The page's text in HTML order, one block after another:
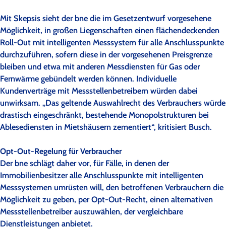
Mit Skepsis sieht der bne die im Gesetzentwurf vorgesehene
Möglichkeit, in großen Liegenschaften einen flächendeckenden
Roll-Out mit intelligenten Messsystem für alle Anschlusspunkte
durchzuführen, sofern diese in der vorgesehenen Preisgrenze
bleiben und etwa mit anderen Messdiensten für Gas oder
Fernwärme gebündelt werden können. Individuelle
Kundenverträge mit Messstellenbetreibern würden dabei
unwirksam. „Das geltende Auswahlrecht des Verbrauchers würde
drastisch eingeschränkt, bestehende Monopolstrukturen bei
Ablesediensten in Mietshäusern zementiert“, kritisiert Busch.
Opt-Out-Regelung für Verbraucher
Der bne schlägt daher vor, für Fälle, in denen der
Immobilienbesitzer alle Anschlusspunkte mit intelligenten
Messsystemen umrüsten will, den betroffenen Verbrauchern die
Möglichkeit zu geben, per Opt-Out-Recht, einen alternativen
Messstellenbetreiber auszuwählen, der vergleichbare
Dienstleistungen anbietet.